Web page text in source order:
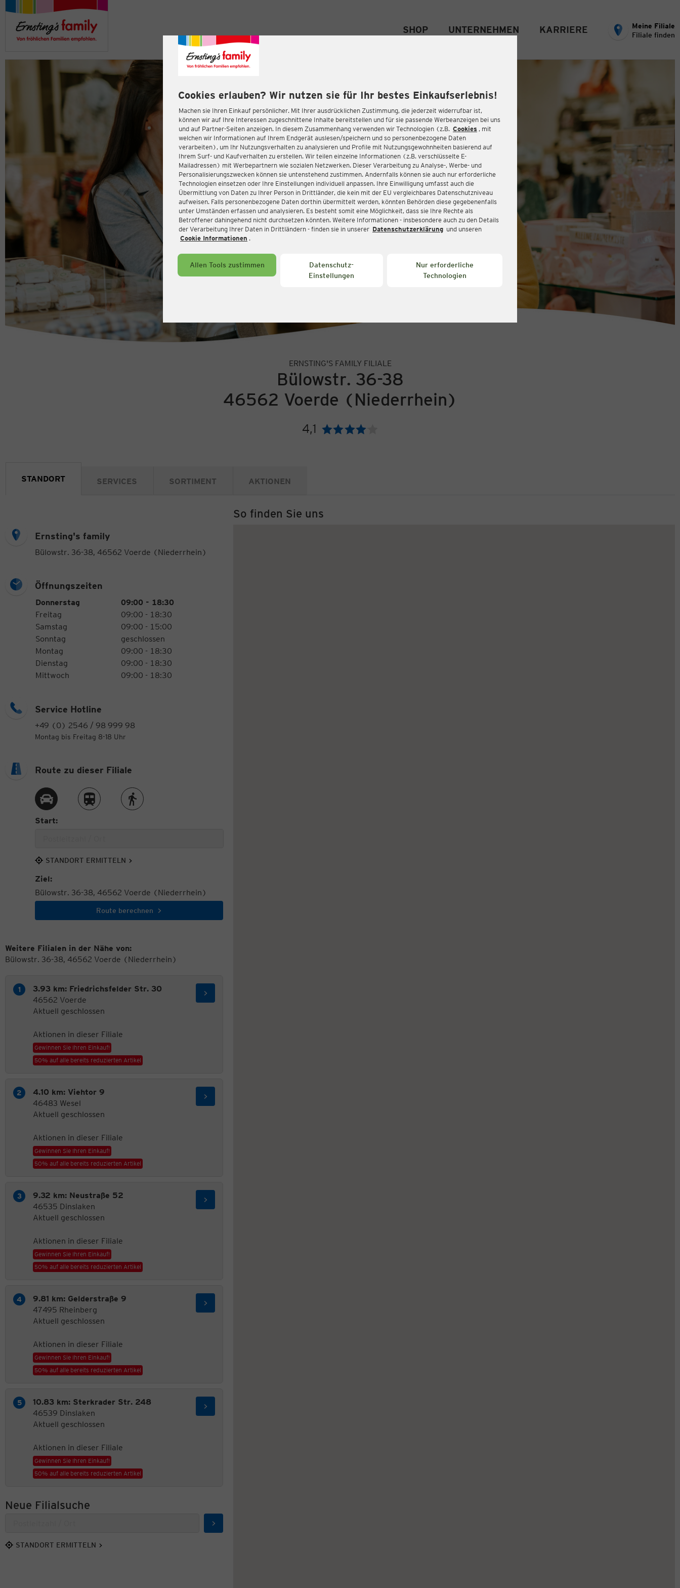
Cookies erlauben? Wir nutzen sie für Ihr bestes Einkaufserlebnis!
Machen sie Ihren Einkauf persönlicher. Mit Ihrer ausdrücklichen Zustimmung, die jederzeit widerrufbar ist,
können wir auf Ihre Interessen zugeschnittene Inhalte bereitstellen und für sie passende Werbeanzeigen bei uns
und auf Partner-Seiten anzeigen. In diesem Zusammenhang verwenden wir Technologien (z.B. Cookies , mit
welchen wir Informationen auf Ihrem Endgerät auslesen/speichern und so personenbezogene Daten
verarbeiten), um Ihr Nutzungsverhalten zu analysieren und Profile mit Nutzungsgewohnheiten basierend auf
Ihrem Surf- und Kaufverhalten zu erstellen. Wir teilen einzelne Informationen (z.B. verschlüsselte E-
Mailadressen) mit Werbepartnern wie sozialen Netzwerken. Dieser Verarbeitung zu Analyse-, Werbe- und
Personalisierungszwecken können sie untenstehend zustimmen. Andernfalls können sie auch nur erforderliche
Technologien einsetzen oder Ihre Einstellungen individuell anpassen. Ihre Einwilligung umfasst auch die
Übermittlung von Daten zu Ihrer Person in Drittländer, die kein mit der EU vergleichbares Datenschutzniveau
aufweisen. Falls personenbezogene Daten dorthin übermittelt werden, könnten Behörden diese gegebenenfalls
unter Umständen erfassen und analysieren. Es besteht somit eine Möglichkeit, dass sie Ihre Rechte als
Betroffener dahingehend nicht durchsetzen könnten. Weitere Informationen - insbesondere auch zu den Details
der Verarbeitung Ihrer Daten in Drittländern - finden sie in unserer Datenschutzerklärung und unseren
Cookie Informationen .
Allen Tools zustimmen
Datenschutz-
Einstellungen
Nur erforderliche
Technologien
SHOP UNTERNEHMEN KARRIERE
Meine Filiale
Filiale finden
ERNSTING'S FAMILY FILIALE
Bülowstr. 36-38
46562 Voerde (Niederrhein)
4,1 Bewertung:
STANDORT SERVICES SORTIMENT AKTIONEN
Ernsting's family
Bülowstr. 36-38, 46562 Voerde (Niederrhein)
Öffnungszeiten
Öffnungszeiten
WochentagUhrzeiten
Donnerstag
09:00 - 18:30
Freitag
09:00 - 18:30
Samstag
09:00 - 15:00
Sonntag
geschlossen
Montag
09:00 - 18:30
Dienstag
09:00 - 18:30
Mittwoch
09:00 - 18:30
Service Hotline
+49 (0) 2546 / 98 999 98
Montag bis Freitag 8-18 Uhr
So finden Sie uns
Route zu dieser Filiale
Route per AutoRoute per ZugRoute zu Fuß
Start:
STANDORT ERMITTELN
Ziel:
Bülowstr. 36-38, 46562 Voerde (Niederrhein)
Route berechnen
Weitere Filialen in der Nähe von:
Bülowstr. 36-38, 46562 Voerde (Niederrhein)
3.93 km: Friedrichsfelder Str. 30
46562 Voerde
Aktuell geschlossen
Aktionen in dieser Filiale
Gewinnen Sie Ihren Einkauf!
50% auf alle bereits reduzierten Artikel
4.10 km: Viehtor 9
46483 Wesel
Aktuell geschlossen
Aktionen in dieser Filiale
Gewinnen Sie Ihren Einkauf!
50% auf alle bereits reduzierten Artikel
9.32 km: Neustraße 52
46535 Dinslaken
Aktuell geschlossen
Aktionen in dieser Filiale
Gewinnen Sie Ihren Einkauf!
50% auf alle bereits reduzierten Artikel
9.81 km: Gelderstraße 9
47495 Rheinberg
Aktuell geschlossen
Aktionen in dieser Filiale
Gewinnen Sie Ihren Einkauf!
50% auf alle bereits reduzierten Artikel
10.83 km: Sterkrader Str. 248
46539 Dinslaken
Aktuell geschlossen
Aktionen in dieser Filiale
Gewinnen Sie Ihren Einkauf!
50% auf alle bereits reduzierten Artikel
Neue Filialsuche
Suchen
STANDORT ERMITTELN